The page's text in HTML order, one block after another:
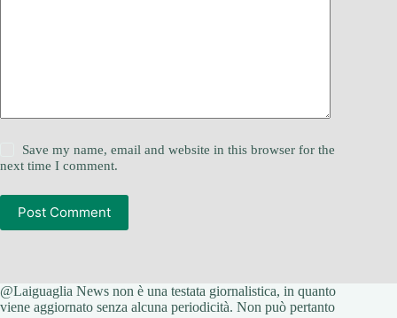
Save my name, email and website in this browser for the
next time I comment.
Post Comment
@Laiguaglia News non è una testata giornalistica, in quanto
viene aggiornato senza alcuna periodicità. Non può pertanto